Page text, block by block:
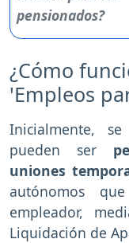
¿Cómo
'Empleos
Inicialmente,
pueden ser
uniones
autónomos
empleador,
Liquidación de